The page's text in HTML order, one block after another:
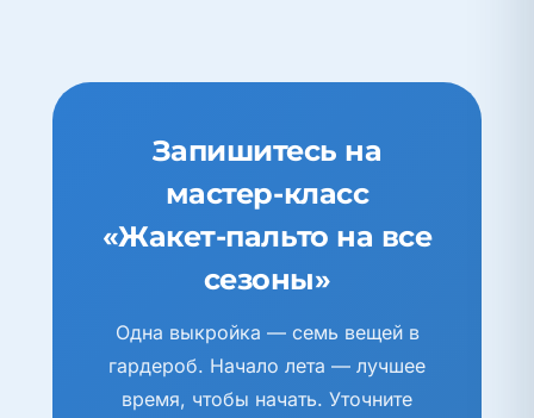
Запишитесь на
мастер-класс
«Жакет-пальто на все
сезоны»
Одна выкройка — семь вещей в
гардероб. Начало лета — лучшее
время, чтобы начать. Уточните